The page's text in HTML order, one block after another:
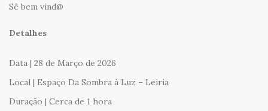
Sê bem vind@
Detalhes
Data | 28 de Março de 2026
Local | Espaço Da Sombra à Luz – Leiria
Duração | Cerca de 1 hora